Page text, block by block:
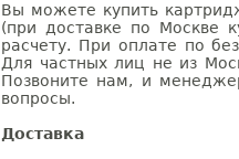
Вы можете купить
(при доставке по Москве
расчету. При оплате по
Для частных лиц не из
Позвоните нам, и
вопросы.
Доставка